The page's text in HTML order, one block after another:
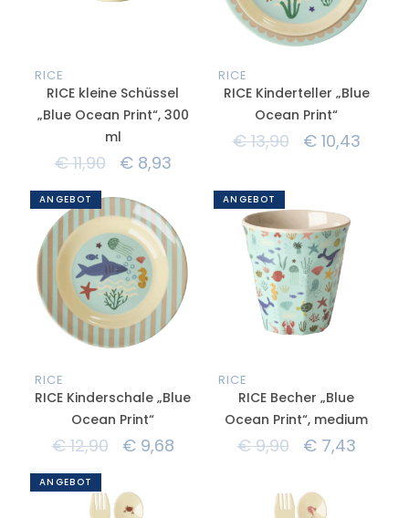
RICE
RICE kleine Schüssel
„Blue Ocean Print“, 300
ml
€11,90 €8,93
RICE
RICE Kinderteller „Blue
Ocean Print“
€13,90 €10,43
ANGEBOT
RICE
RICE Kinderschale „Blue
Ocean Print“
€12,90 €9,68
ANGEBOT
RICE
RICE Becher „Blue
Ocean Print“, medium
€9,90 €7,43
ANGEBOT